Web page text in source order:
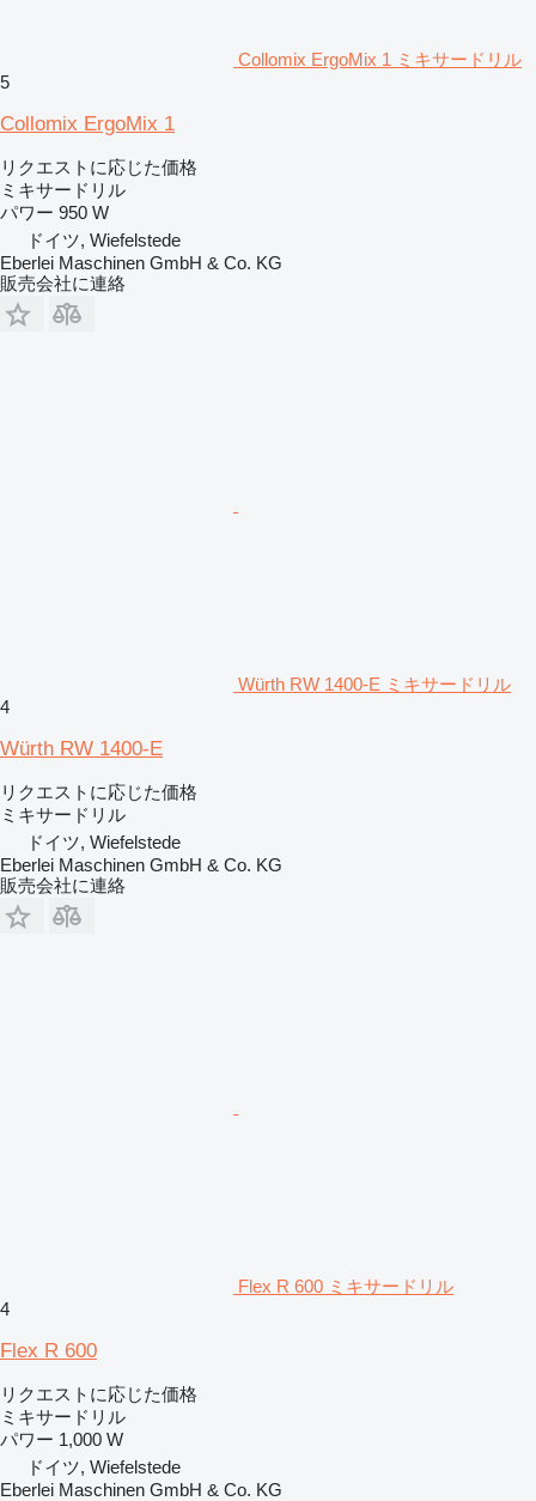
Collomix ErgoMix 1 ミキサードリル
5
Collomix ErgoMix 1
リクエストに応じた価格
ミキサードリル
パワー 950 W
ドイツ, Wiefelstede
Eberlei Maschinen GmbH & Co. KG
販売会社に連絡
Würth RW 1400-E ミキサードリル
4
Würth RW 1400-E
リクエストに応じた価格
ミキサードリル
ドイツ, Wiefelstede
Eberlei Maschinen GmbH & Co. KG
販売会社に連絡
Flex R 600 ミキサードリル
4
Flex R 600
リクエストに応じた価格
ミキサードリル
パワー 1,000 W
ドイツ, Wiefelstede
Eberlei Maschinen GmbH & Co. KG